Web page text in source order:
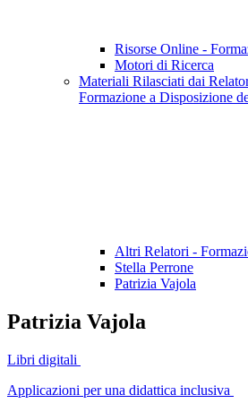
Risorse Online -
Motori di Ricerca
Materiali Rilasciati dai
Formazione a Disposizione
Altri Relatori -
Stella Perrone
Patrizia Vajola
Patrizia Vajola
Libri digitali
Applicazioni per una didattica inclusiva